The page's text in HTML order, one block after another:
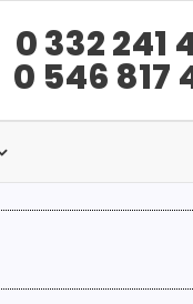
0 332 241
0 546 817